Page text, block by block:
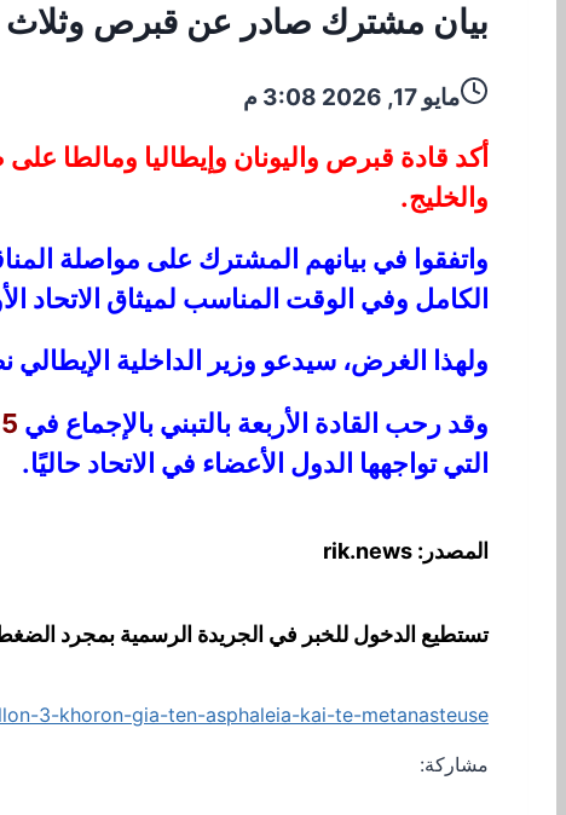
بيان مشترك صادر عن قبرص وثلاث
مايو 17, 2026 3:08 م
أكد قادة قبرص واليونان وإيطاليا ومالطا
والخليج.
واتفقوا في بيانهم المشترك على مواصلة
الكامل وفي الوقت المناسب لميثاق الاتحاد
ولهذا الغرض، سيدعو وزير الداخلية الإيطالي
وقد رحب القادة الأربعة بالتبني بالإجماع في
التي تواجهها الدول الأعضاء في الاتحاد حاليًا.
المصدر: rik.news
تستطيع الدخول للخبر في الجريدة الرسمية بمجرد
3-khoron-gia-ten-asphaleia-kai-te-metanasteuse/
مشاركة: